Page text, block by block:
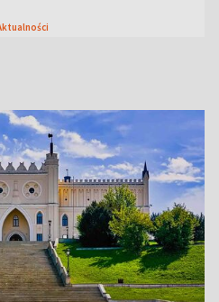
Aktualności